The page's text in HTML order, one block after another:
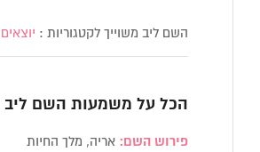
השם ליב משוייך לקטגוריות :
הכל על משמעות השם ליב
פירוש השם: אריה, מלך החיות